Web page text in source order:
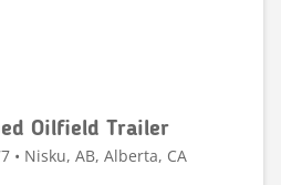
Oilfield Trailer
• Nisku, AB, Alberta, CA